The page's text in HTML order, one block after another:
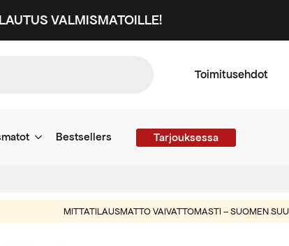
VALMISMATOILLE!
Toimitusehdot
Bestsellers Tarjouksessa
MITTATILAUSMATTO VAIVATTOMASTI – SUOMEN